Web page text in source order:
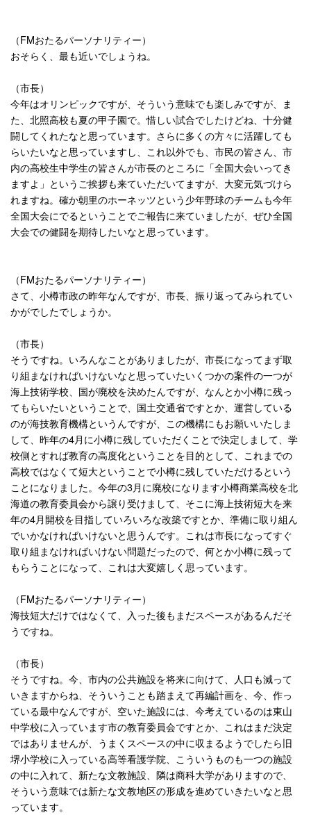
（FMおたるパーソナリティー）
おそらく、最も近いでしょうね。
（市長）
今年はオリンピックですが、そういう意味でも楽しみですが、ま
た、北照高校も夏の甲子園で。惜しい試合でしたけどね、十分健
闘してくれたなと思っています。さらに多くの方々に活躍しても
らいたいなと思っていますし、これ以外でも、市民の皆さん、市
内の高校生中学生の皆さんが市長のところに「全国大会いってき
ますよ」というご挨拶も来ていただいてますが、大変元気づけら
れますね。確か朝里のホーネッツという少年野球のチームも今年
全国大会にでるということでご報告に来ていましたが、ぜひ全国
大会での健闘を期待したいなと思っています。
（FMおたるパーソナリティー）
さて、小樽市政の昨年なんですが、市長、振り返ってみられてい
かがでしたでしょうか。
（市長）
そうですね。いろんなことがありましたが、市長になってまず取
り組まなければいけないなと思っていたいくつかの案件の一つが
海上技術学校、国が廃校を決めたんですが、なんとか小樽に残っ
てもらいたいということで、国土交通省ですとか、運営している
のが海技教育機構というんですが、この機構にもお願いいたしま
して、昨年の4月に小樽に残していただくことで決定しまして、学
校側とすれば教育の高度化ということを目的として、これまでの
高校ではなくて短大ということで小樽に残していただけるという
ことになりました。今年の3月に廃校になります小樽商業高校を北
海道の教育委員会から譲り受けまして、そこに海上技術短大を来
年の4月開校を目指していろいろな改築ですとか、準備に取り組ん
でいかなければいけないと思うんです。これは市長になってすぐ
取り組まなければいけない問題だったので、何とか小樽に残って
もらうことになって、これは大変嬉しく思っています。
（FMおたるパーソナリティー）
海技短大だけではなくて、入った後もまだスペースがあるんだそ
うですね。
（市長）
そうですね。今、市内の公共施設を将来に向けて、人口も減って
いきますからね、そういうことも踏まえて再編計画を、今、作っ
ている最中なんですが、空いた施設には、今考えているのは東山
中学校に入っています市の教育委員会ですとか、これはまだ決定
ではありませんが、うまくスペースの中に収まるようでしたら旧
堺小学校に入っている高等看護学院、こういうものも一つの施設
の中に入れて、新たな文教施設、隣は商科大学がありますので、
そういう意味では新たな文教地区の形成を進めていきたいなと思
っています。